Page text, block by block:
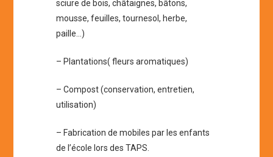
sciure de bois, châtaignes, bâtons,
mousse, feuilles, tournesol, herbe,
paille…)
– Plantations( fleurs aromatiques)
– Compost (conservation, entretien,
utilisation)
– Fabrication de mobiles par les enfants
de l’école lors des TAPS.